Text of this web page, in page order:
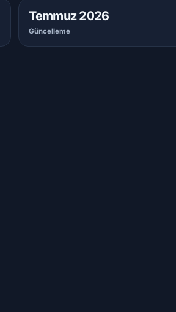
Temmuz 2026
Güncelleme